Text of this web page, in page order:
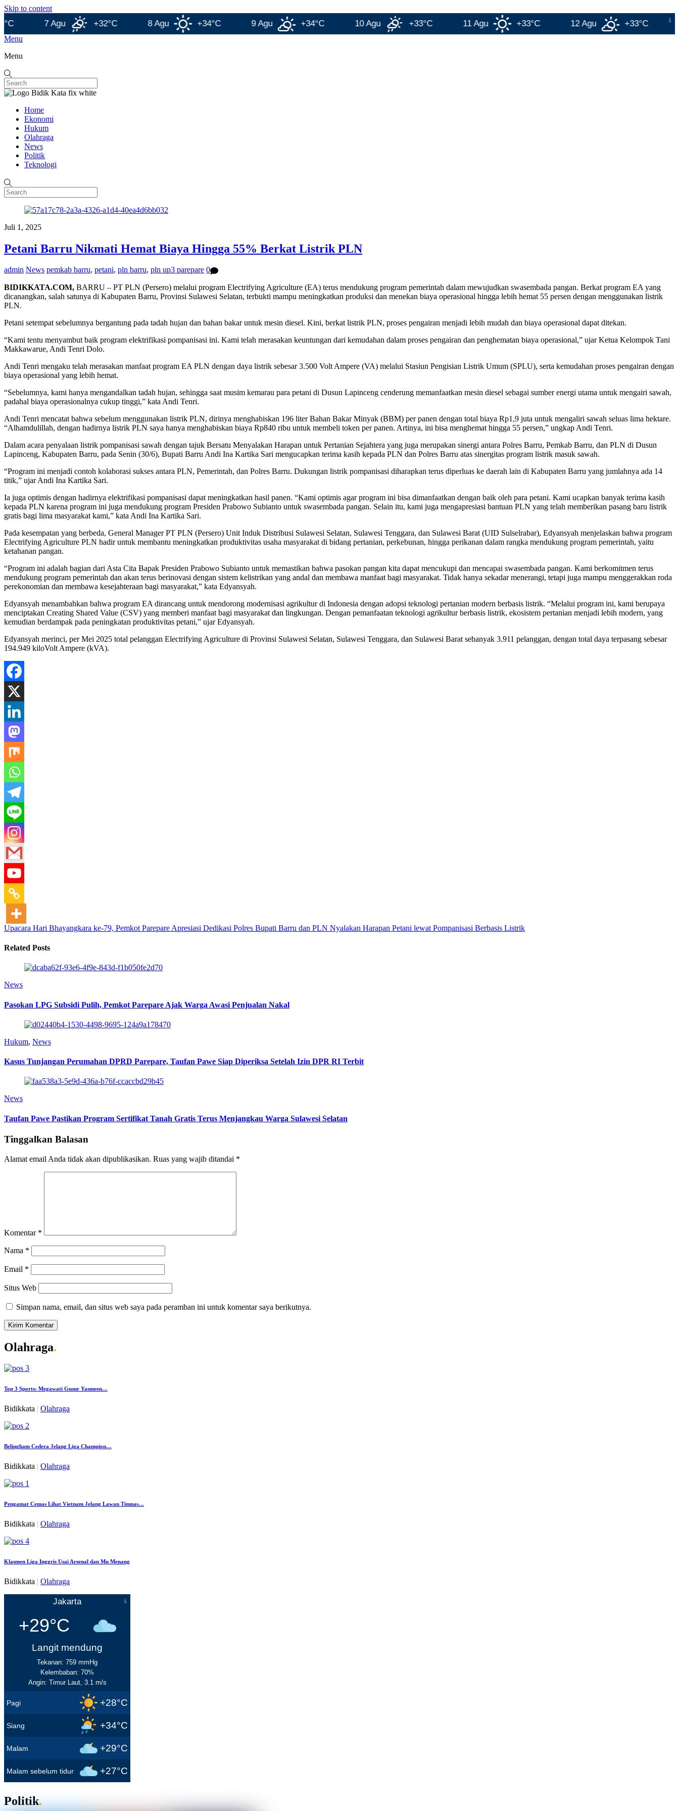
Skip to content
+32°C +34°C +34°C 10 Agu +33°C +33°C 12 Agu +33°C
Menu
Menu
Home
Ekonomi
Hukum
Olahraga
News
Politik
Teknologi
Juli 1, 2025
Petani Barru Nikmati Hemat Biaya Hingga 55% Berkat Listrik PLN
admin News pemkab barru, petani, pln barru, pln up3 parepare 0
BIDIKKATA.COM, BARRU – PT PLN (Persero) melalui program Electrifying Agriculture (EA) terus mendukung program pemerintah dalam mewujudkan swasembada pangan. Berkat program EA yang
dicanangkan, salah satunya di Kabupaten Barru, Provinsi Sulawesi Selatan, terbukti mampu meningkatkan produksi dan menekan biaya operasional hingga lebih hemat 55 persen dengan menggunakan listrik
PLN.
Petani setempat sebelumnya bergantung pada tadah hujan dan bahan bakar untuk mesin diesel. Kini, berkat listrik PLN, proses pengairan menjadi lebih mudah dan biaya operasional dapat ditekan.
“Kami tentu menyambut baik program elektrifikasi pompanisasi ini. Kami telah merasakan keuntungan dari kemudahan dalam proses pengairan dan penghematan biaya operasional,” ujar Ketua Kelompok Tani
Makkawarue, Andi Tenri Dolo.
Andi Tenri mengaku telah merasakan manfaat program EA PLN dengan daya listrik sebesar 3.500 Volt Ampere (VA) melalui Stasiun Pengisian Listrik Umum (SPLU), serta kemudahan proses pengairan dengan
biaya operasional yang lebih hemat.
“Sebelumnya, kami hanya mengandalkan tadah hujan, sehingga saat musim kemarau para petani di Dusun Lapinceng cenderung memanfaatkan mesin diesel sebagai sumber energi utama untuk mengairi sawah,
padahal biaya operasionalnya cukup tinggi,” kata Andi Tenri.
Andi Tenri mencatat bahwa sebelum menggunakan listrik PLN, dirinya menghabiskan 196 liter Bahan Bakar Minyak (BBM) per panen dengan total biaya Rp1,9 juta untuk mengaliri sawah seluas lima hektare.
“Alhamdulillah, dengan hadirnya listrik PLN saya hanya menghabiskan biaya Rp840 ribu untuk membeli token per panen. Artinya, ini bisa menghemat hingga 55 persen,” ungkap Andi Tenri.
Dalam acara penyalaan listrik pompanisasi sawah dengan tajuk Bersatu Menyalakan Harapan untuk Pertanian Sejahtera yang juga merupakan sinergi antara Polres Barru, Pemkab Barru, dan PLN di Dusun
Lapinceng, Kabupaten Barru, pada Senin (30/6), Bupati Barru Andi Ina Kartika Sari mengucapkan terima kasih kepada PLN dan Polres Barru atas sinergitas program listrik masuk sawah.
“Program ini menjadi contoh kolaborasi sukses antara PLN, Pemerintah, dan Polres Barru. Dukungan listrik pompanisasi diharapkan terus diperluas ke daerah lain di Kabupaten Barru yang jumlahnya ada 14
titik,” ujar Andi Ina Kartika Sari.
Ia juga optimis dengan hadirnya elektrifikasi pompanisasi dapat meningkatkan hasil panen. “Kami optimis agar program ini bisa dimanfaatkan dengan baik oleh para petani. Kami ucapkan banyak terima kasih
kepada PLN karena program ini juga mendukung program Presiden Prabowo Subianto untuk swasembada pangan. Selain itu, kami juga mengapresiasi bantuan PLN yang telah memberikan pasang baru listrik
gratis bagi lima masyarakat kami,” kata Andi Ina Kartika Sari.
Pada kesempatan yang berbeda, General Manager PT PLN (Persero) Unit Induk Distribusi Sulawesi Selatan, Sulawesi Tenggara, dan Sulawesi Barat (UID Sulselrabar), Edyansyah menjelaskan bahwa program
Electrifying Agriculture PLN hadir untuk membantu meningkatkan produktivitas usaha masyarakat di bidang pertanian, perkebunan, hingga perikanan dalam rangka mendukung program pemerintah, yaitu
ketahanan pangan.
“Program ini adalah bagian dari Asta Cita Bapak Presiden Prabowo Subianto untuk memastikan bahwa pasokan pangan kita dapat mencukupi dan mencapai swasembada pangan. Kami berkomitmen terus
mendukung program pemerintah dan akan terus berinovasi dengan sistem kelistrikan yang andal dan membawa manfaat bagi masyarakat. Tidak hanya sekadar menerangi, tetapi juga mampu menggerakkan roda
perekonomian dan membawa kesejahteraan bagi masyarakat,” kata Edyansyah.
Edyansyah menambahkan bahwa program EA dirancang untuk mendorong modernisasi agrikultur di Indonesia dengan adopsi teknologi pertanian modern berbasis listrik. “Melalui program ini, kami berupaya
menciptakan Creating Shared Value (CSV) yang memberi manfaat bagi masyarakat dan lingkungan. Dengan pemanfaatan teknologi agrikultur berbasis listrik, ekosistem pertanian menjadi lebih modern, yang
kemudian berdampak pada peningkatan produktivitas petani,” ujar Edyansyah.
Edyansyah merinci, per Mei 2025 total pelanggan Electrifying Agriculture di Provinsi Sulawesi Selatan, Sulawesi Tenggara, dan Sulawesi Barat sebanyak 3.911 pelanggan, dengan total daya terpasang sebesar
194.949 kiloVolt Ampere (kVA).
Upacara Hari Bhayangkara ke-79, Pemkot Parepare Apresiasi Dedikasi Polres Bupati Barru dan PLN Nyalakan Harapan Petani lewat Pompanisasi Berbasis Listrik
Related Posts
News
Pasokan LPG Subsidi Pulih, Pemkot Parepare Ajak Warga Awasi Penjualan Nakal
Hukum, News
Kasus Tunjangan Perumahan DPRD Parepare, Taufan Pawe Siap Diperiksa Setelah Izin DPR RI Terbit
News
Taufan Pawe Pastikan Program Sertifikat Tanah Gratis Terus Menjangkau Warga Sulawesi Selatan
Tinggalkan Balasan
Alamat email Anda tidak akan dipublikasikan. Ruas yang wajib ditandai *
Komentar *
Nama *
Email *
Situs Web
Simpan nama, email, dan situs web saya pada peramban ini untuk komentar saya berikutnya.
Olahraga.
Top 3 Sports: Megawati Gusur Yasmeen…
Bidikkata | Olahraga
Belingham Cedera Jelang Liga Champion…
Bidikkata | Olahraga
Pengamat Cemas Lihat Vietnam Jelang Lawan Timnas…
Bidikkata | Olahraga
Klasmen Liga Inggris Usai Arsenal dan Mu Menang
Bidikkata | Olahraga
Jakarta
+29°C
Langit mendung
Tekanan: 759 mmHg
Kelembaban: 70%
Angin: Timur Laut, 3.1 m/s
Pagi +28°C
Siang +34°C
Malam +29°C
Malam sebelum tidur +27°C
Politik.